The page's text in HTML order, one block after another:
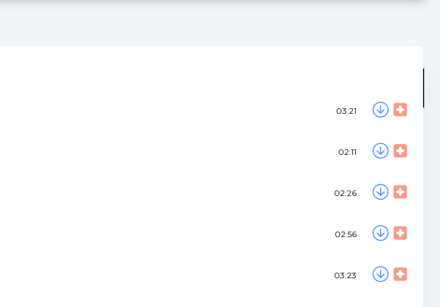
03:21
02:11
02:26
02:56
03:23